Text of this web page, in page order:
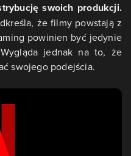
swoich produkcji.
że filmy powstają z
powinien być jedynie
jednak na to, że
swojego podejścia.